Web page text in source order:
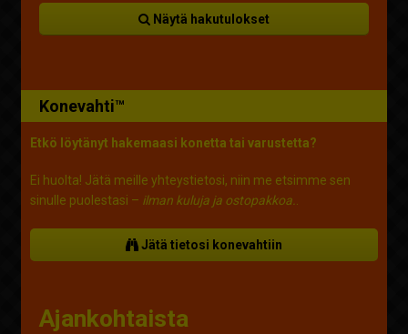
Näytä hakutulokset
Konevahti™
Etkö löytänyt hakemaasi konetta tai varustetta?
Ei huolta! Jätä meille yhteystietosi, niin me etsimme sen
sinulle puolestasi – ilman kuluja ja ostopakkoa..
Jätä tietosi konevahtiin
Ajankohtaista